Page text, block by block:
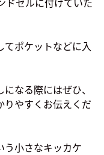
ドセルに付けていた
てポケットなどに入
なる際にはぜひ、
りやすくお伝えくだ
う小さなキッカケ